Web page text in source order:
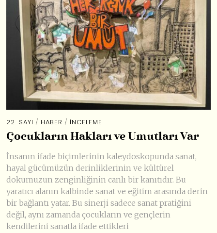
22. SAYI / HABER / İNCELEME
Çocukların Hakları ve Umutları Var
İnsanın ifade biçimlerinin kaleydoskopunda sanat,
hayal gücümüzün derinliklerinin ve kültürel
dokumuzun zenginliğinin canlı bir kanıtıdır. Bu
yaratıcı alanın kalbinde sanat ve eğitim arasında derin
bir bağlantı yatar. Bu sinerji sadece sanat pratiğini
değil, aynı zamanda çocukların ve gençlerin
kendilerini sanatla ifade ettikleri